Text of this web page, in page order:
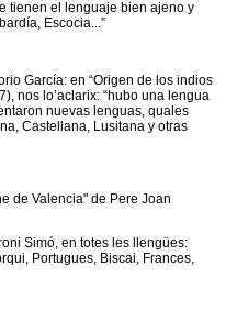
tienen el lenguaje bien ajeno y
Escocia...”
García: en “Origen de los indios
nos lo’aclarix: “hubo una lengua
nuevas lenguas, quales
Castellana, Lusitana y otras
de Valencia" de Pere Joan
Simó, en totes les llengües:
Portugues, Biscai, Frances,